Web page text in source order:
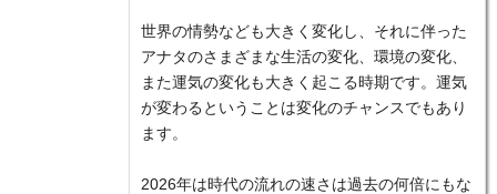
世界の情勢なども大きく変化し、それに伴った
アナタのさまざまな生活の変化、環境の変化、
また運気の変化も大きく起こる時期です。運気
が変わるということは変化のチャンスでもあり
ます。
2026年は時代の流れの速さは過去の何倍にもな